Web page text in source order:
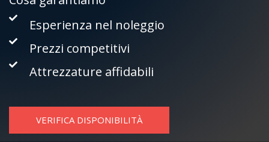
Esperienza nel noleggio
Prezzi competitivi
Attrezzature affidabili
VERIFICA DISPONIBILITÀ